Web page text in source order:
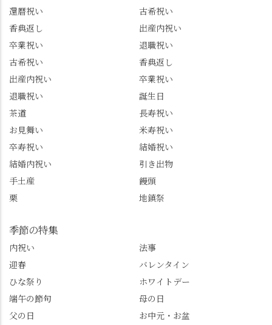
信。お店選びの参考な
どにご利用いただける
の情報を詳しく知りた
い人は、下記アカウン
トもあわせてチェック
@sense_nagaokakyo 長岡
京市観光協会
@nagaokakyo_tourism ふ
@furufuru_nagaokakyo
物価の値上がりが激し
もてなし"の心を教えて
いただきました。 プロ
ドライバーならではの
ルート取り、駐車場事
情、お客様を飽きさせ
ない語り口…。楽しみ
ながら学びっぱなしの
のガイド活動にしっか
り活かしていきます💪
西山、ほんまにええと
こです。次はあなたを
🚕✨ #京都西山旅感 #京
都西山 #おもてなしタク
こごろ #勝持寺 #正法寺
#善峯寺 #あじさい #あ
じさい供養 #遊龍の松 #
清竹 #なかの邸 #小倉山
還暦祝い
古希祝い
香典返し
出産内祝い
卒業祝い
退職祝い
古希祝い
香典返し
出産内祝い
卒業祝い
退職祝い
誕生日
茶道
長寿祝い
お見舞い
米寿祝い
卒寿祝い
結婚祝い
結婚内祝い
引き出物
手土産
饅頭
栗
地鎮祭
季節の特集
内祝い
法事
迎春
バレンタイン
ひな祭り
ホワイトデー
端午の節句
母の日
父の日
お中元・お盆